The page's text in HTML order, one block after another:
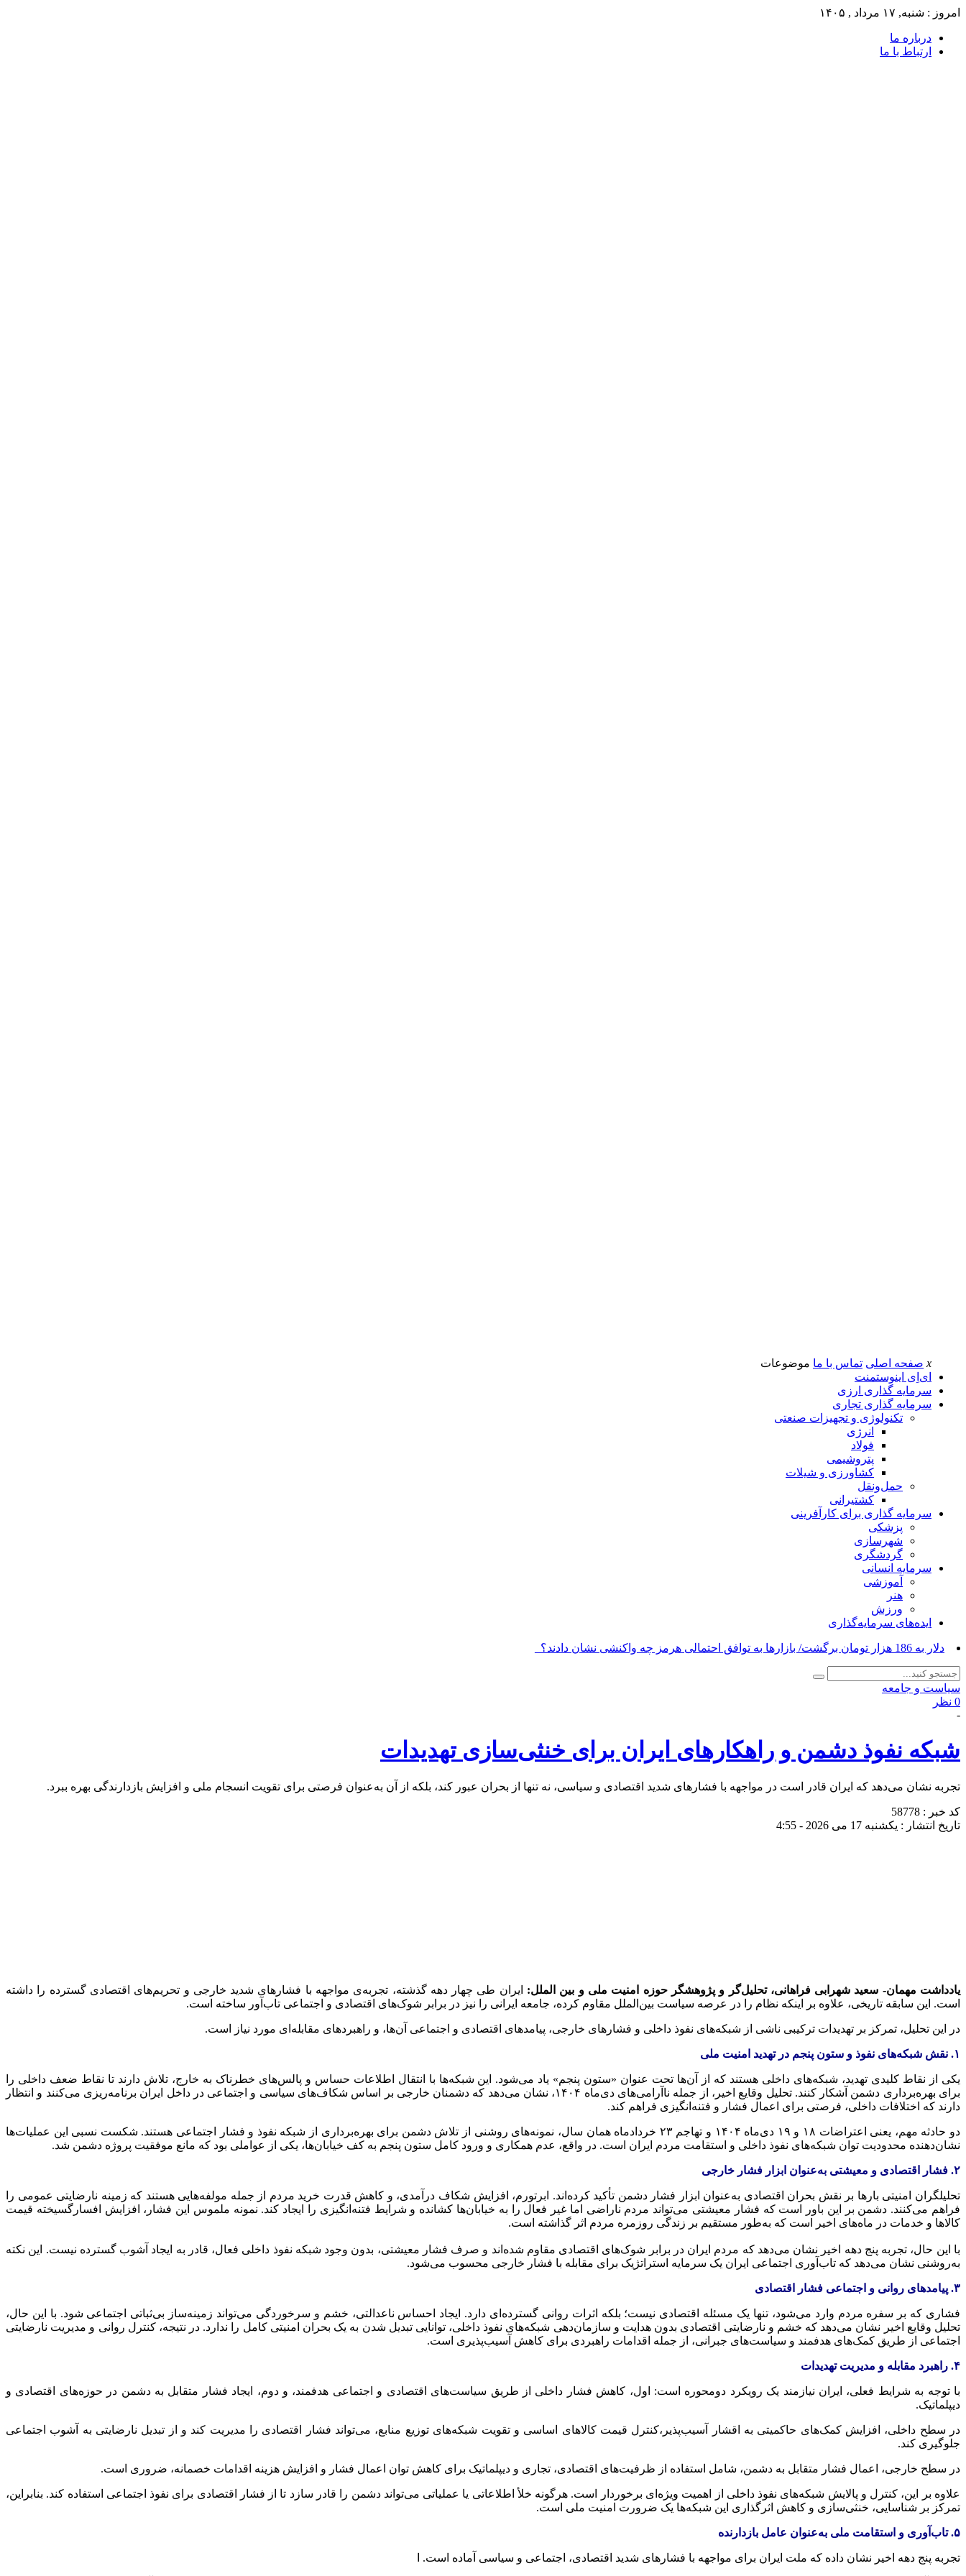
امروز : شنبه, ۱۷ مرداد , ۱۴۰۵
درباره ما
ارتباط با ما
x صفحه اصلی تماس با ما موضوعات
ای‌اِی اینوستمنت
سرمایه گذاری ارزی
سرمایه گذاری تجاری
تکنولوژی و تجهیزات صنعتی
انرژی
فولاد
پتروشیمی
کشاورزی و شیلات
حمل‌و‌نقل
کشتیرانی
سرمایه گذاری برای کارآفرینی
پزشکی
شهرسازی
گردشگری
سرمایه انسانی
آموزشی
هنر
ورزش
ایده‌های سرمایه‌گذاری
دلار به 186 هزار تومان برگشت/ بازارها به توافق احتمالی هرمز چه واکنشی نشان دادند؟_
سیاست و جامعه
0 نظر
-
شبکه نفوذ دشمن و راهکارهای ایران برای خنثی‌سازی تهدیدات
تجربه نشان می‌دهد که ایران قادر است در مواجهه با فشارهای شدید اقتصادی و سیاسی، نه تنها از بحران عبور کند، بلکه از آن به‌عنوان فرصتی برای تقویت انسجام ملی و افزایش بازدارندگی بهره ببرد.
کد خبر : 58778
تاریخ انتشار : یکشنبه 17 می 2026 - 4:55
‌یادداشت مهمان- سعید شهرابی فراهانی، تحلیل‌گر و پژوهشگر حوزه امنیت ملی و بین الملل:
ایران طی چهار دهه گذشته، تجربه‌ی مواجهه با فشارهای شدید خارجی و تحریم‌های اقتصادی گسترده را داشته
است. این سابقه تاریخی، علاوه بر اینکه نظام را در عرصه سیاست بین‌الملل مقاوم کرده، جامعه ایرانی را نیز در برابر شوک‌های اقتصادی و اجتماعی تاب‌آور ساخته است.
در این تحلیل، تمرکز بر تهدیدات ترکیبی ناشی از شبکه‌های نفوذ داخلی و فشارهای خارجی، پیامدهای اقتصادی و اجتماعی آن‌ها، و راهبردهای مقابله‌ای مورد نیاز است.
۱. نقش شبکه‌های نفوذ و ستون پنجم در تهدید امنیت ملی
یکی از نقاط کلیدی تهدید، شبکه‌های داخلی هستند که از آن‌ها تحت عنوان «ستون پنجم» یاد می‌شود. این شبکه‌ها با انتقال اطلاعات حساس و پالس‌های خطرناک به خارج، تلاش دارند تا نقاط ضعف داخلی را
برای بهره‌برداری دشمن آشکار کنند. تحلیل وقایع اخیر، از جمله ناآرامی‌های دی‌ماه ۱۴۰۴، نشان می‌دهد که دشمنان خارجی بر اساس شکاف‌های سیاسی و اجتماعی در داخل ایران برنامه‌ریزی می‌کنند و انتظار
دارند که اختلافات داخلی، فرصتی برای اعمال فشار و فتنه‌انگیزی فراهم کند.
دو حادثه مهم، یعنی اعتراضات ۱۸ و ۱۹ دی‌ماه ۱۴۰۴ و تهاجم ۲۳ خردادماه همان سال، نمونه‌های روشنی از تلاش دشمن برای بهره‌برداری از شبکه نفوذ و فشار اجتماعی هستند. شکست نسبی این عملیات‌ها
نشان‌دهنده محدودیت توان شبکه‌های نفوذ داخلی و استقامت مردم ایران است. در واقع، عدم همکاری و ورود کامل ستون پنجم به کف خیابان‌ها، یکی از عواملی بود که مانع موفقیت پروژه دشمن شد.
۲. فشار اقتصادی و معیشتی به‌عنوان ابزار فشار خارجی
تحلیلگران امنیتی بارها بر نقش بحران اقتصادی به‌عنوان ابزار فشار دشمن تأکید کرده‌اند. ابرتورم، افزایش شکاف درآمدی، و کاهش قدرت خرید مردم از جمله مولفه‌هایی هستند که زمینه نارضایتی عمومی را
فراهم می‌کنند. دشمن بر این باور است که فشار معیشتی می‌تواند مردم ناراضی اما غیر فعال را به خیابان‌ها کشانده و شرایط فتنه‌انگیزی را ایجاد کند. نمونه ملموس این فشار، افزایش افسارگسیخته قیمت
کالاها و خدمات در ماه‌های اخیر است که به‌طور مستقیم بر زندگی روزمره مردم اثر گذاشته است.
با این حال، تجربه پنج دهه اخیر نشان می‌دهد که مردم ایران در برابر شوک‌های اقتصادی مقاوم شده‌اند و صرف فشار معیشتی، بدون وجود شبکه نفوذ داخلی فعال، قادر به ایجاد آشوب گسترده نیست. این نکته
به‌روشنی نشان می‌دهد که تاب‌آوری اجتماعی ایران یک سرمایه استراتژیک برای مقابله با فشار خارجی محسوب می‌شود.
۳. پیامدهای روانی و اجتماعی فشار اقتصادی
فشاری که بر سفره مردم وارد می‌شود، تنها یک مسئله اقتصادی نیست؛ بلکه اثرات روانی گسترده‌ای دارد. ایجاد احساس ناعدالتی، خشم و سرخوردگی می‌تواند زمینه‌ساز بی‌ثباتی اجتماعی شود. با این حال،
تحلیل وقایع اخیر نشان می‌دهد که خشم و نارضایتی اقتصادی بدون هدایت و سازمان‌دهی شبکه‌های نفوذ داخلی، توانایی تبدیل شدن به یک بحران امنیتی کامل را ندارد. در نتیجه، کنترل روانی و مدیریت نارضایتی
اجتماعی از طریق کمک‌های هدفمند و سیاست‌های جبرانی، از جمله اقدامات راهبردی برای کاهش آسیب‌پذیری است.
۴. راهبرد مقابله و مدیریت تهدیدات
با توجه به شرایط فعلی، ایران نیازمند یک رویکرد دومحوره است: اول، کاهش فشار داخلی از طریق سیاست‌های اقتصادی و اجتماعی هدفمند، و دوم، ایجاد فشار متقابل به دشمن در حوزه‌های اقتصادی و
دیپلماتیک.
در سطح داخلی، افزایش کمک‌های حاکمیتی به اقشار آسیب‌پذیر،کنترل قیمت کالاهای اساسی و تقویت شبکه‌های توزیع منابع، می‌تواند فشار اقتصادی را مدیریت کند و از تبدیل نارضایتی به آشوب اجتماعی
جلوگیری کند.
در سطح خارجی، اعمال فشار متقابل به دشمن، شامل استفاده از ظرفیت‌های اقتصادی، تجاری و دیپلماتیک برای کاهش توان اعمال فشار و افزایش هزینه اقدامات خصمانه، ضروری است.
علاوه بر این، کنترل و پالایش شبکه‌های نفوذ داخلی از اهمیت ویژه‌ای برخوردار است. هرگونه خلأ اطلاعاتی یا عملیاتی می‌تواند دشمن را قادر سازد تا از فشار اقتصادی برای نفوذ اجتماعی استفاده کند. بنابراین،
تمرکز بر شناسایی، خنثی‌سازی و کاهش اثرگذاری این شبکه‌ها یک ضرورت امنیت ملی است.
۵. تاب‌آوری و استقامت ملی به‌عنوان عامل بازدارنده
تجربه پنج دهه اخیر نشان داده که ملت ایران برای مواجهه با فشارهای شدید اقتصادی، اجتماعی و سیاسی آماده است. ا